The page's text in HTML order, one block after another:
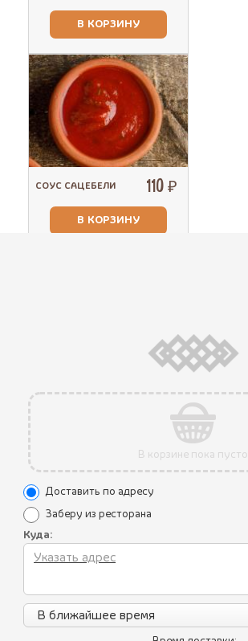
В КОРЗИНУ
СОУС САЦЕБЕЛИ 110 ₽
В КОРЗИНУ
В КОРЗИНУ
В корзине пока пусто
Доставить по адресу
Заберу из ресторана
Куда: